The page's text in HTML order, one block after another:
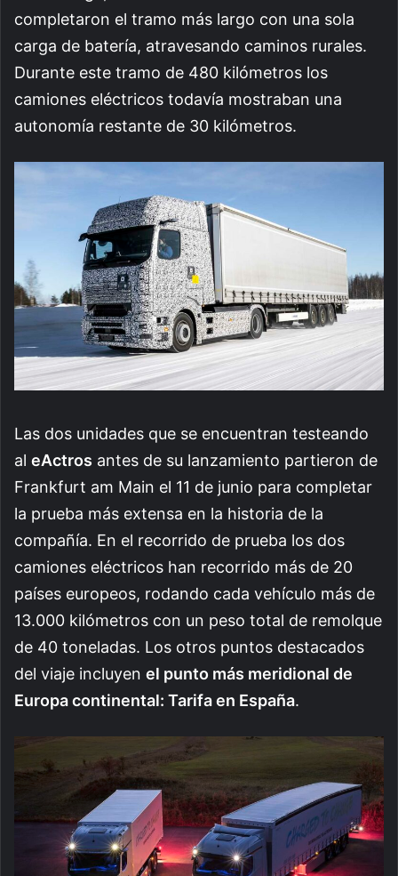
completaron el tramo más largo con una sola
carga de batería, atravesando caminos rurales.
Durante este tramo de 480 kilómetros los
camiones eléctricos todavía mostraban una
autonomía restante de 30 kilómetros.
Las dos unidades que se encuentran testeando
al eActros antes de su lanzamiento partieron de
Frankfurt am Main el 11 de junio para completar
la prueba más extensa en la historia de la
compañía. En el recorrido de prueba los dos
camiones eléctricos han recorrido más de 20
países europeos, rodando cada vehículo más de
13.000 kilómetros con un peso total de remolque
de 40 toneladas. Los otros puntos destacados
del viaje incluyen el punto más meridional de
Europa continental: Tarifa en España.